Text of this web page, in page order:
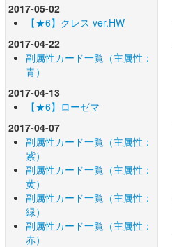
2017-05-02
【★6】クレス ver.HW
2017-04-22
副属性カード一覧（主属性：
青）
2017-04-13
【★6】ローゼマ
2017-04-07
副属性カード一覧（主属性：
紫）
副属性カード一覧（主属性：
黄）
副属性カード一覧（主属性：
緑）
副属性カード一覧（主属性：
赤）